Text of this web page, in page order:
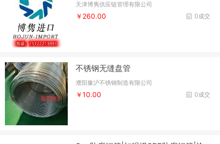
天津博隽供应链管理有限公司
0成交
￥260.00
不锈钢无缝盘管
濮阳豫沪不锈钢制造有限公司
0成交
￥10.00